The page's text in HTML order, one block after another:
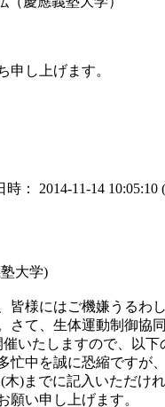
申し上げます。
時： 2014-11-14 10:05:10 (
年
大学)
皆様にはご機嫌うるわ
さて、生体運動制御協
いたしますので、以下
忙中を誠に恐縮ですが
木)までに記入いただけ
願い申し上げます。